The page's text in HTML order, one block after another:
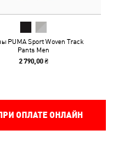
PUMA Sport Woven Track
Pants Men
2 790,00 ₴
ОПЛАТЕ ОНЛАЙН